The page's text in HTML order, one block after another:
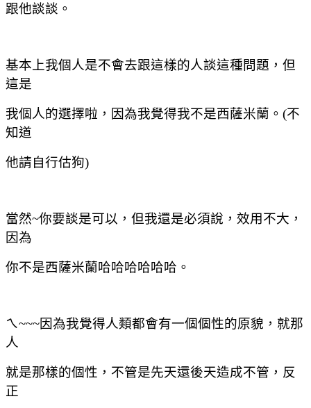
跟他談談。
基本上我個人是不會去跟這樣的人談這種問題，但
這是
我個人的選擇啦，因為我覺得我不是西薩米蘭。 (不
知道
他請自行估狗)
當然~你要談是可以，但我還是必須說，效用不大，
因為
你不是西薩米蘭哈哈哈哈哈哈。
ㄟ~~~因為我覺得人類都會有一個個性的原貌，就那
人
就是那樣的個性，不管是先天還後天造成不管，反
正